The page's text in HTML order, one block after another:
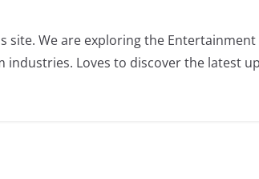
site. We are exploring the
industries. Loves to discover the latest